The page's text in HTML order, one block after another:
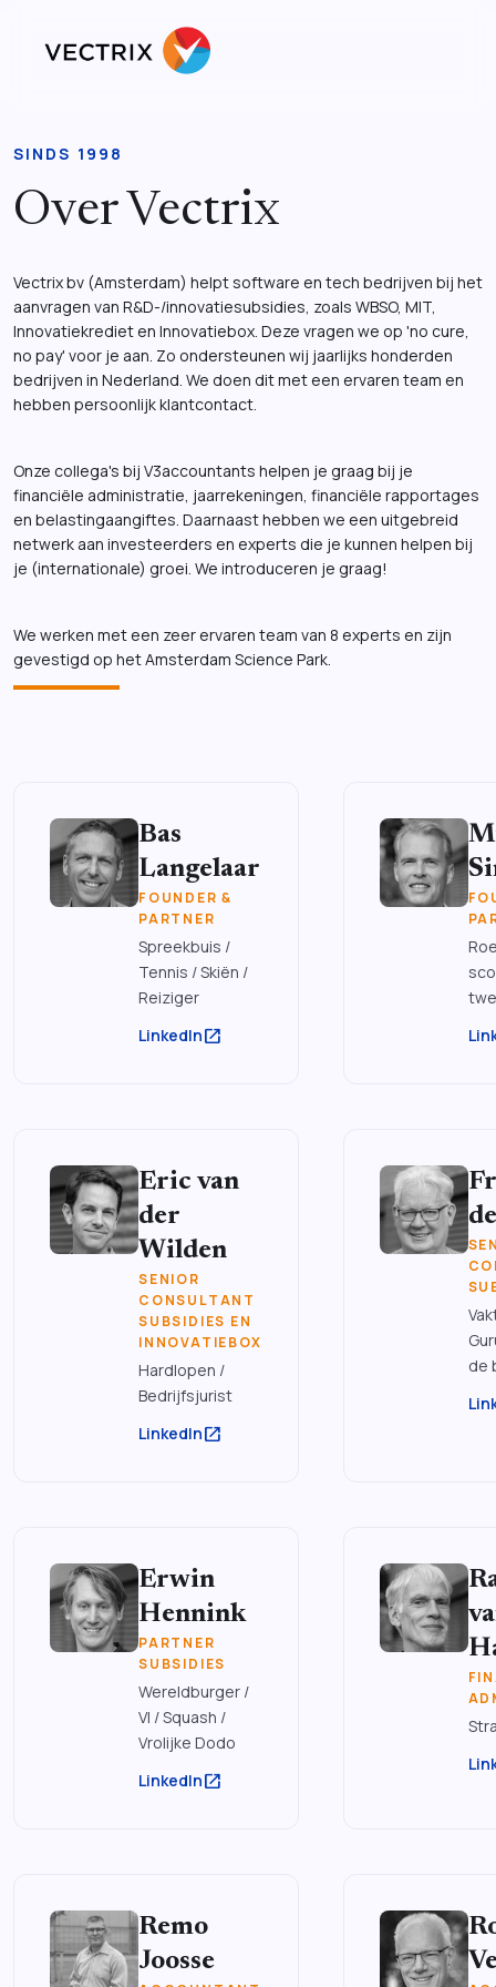
SINDS 1998
Over Vectrix
Vectrix bv (Amsterdam) helpt software en tech bedrijven bij het
aanvragen van R&D-/innovatiesubsidies, zoals WBSO, MIT,
Innovatiekrediet en Innovatiebox. Deze vragen we op 'no cure,
no pay' voor je aan. Zo ondersteunen wij jaarlijks honderden
bedrijven in Nederland. We doen dit met een ervaren team en
hebben persoonlijk klantcontact.
Onze collega's bij V3accountants helpen je graag bij je
financiële administratie, jaarrekeningen, financiële rapportages
en belastingaangiftes. Daarnaast hebben we een uitgebreid
netwerk aan investeerders en experts die je kunnen helpen bij
je (internationale) groei. We introduceren je graag!
We werken met een zeer ervaren team van 8 experts en zijn
gevestigd op het Amsterdam Science Park.
Bas
Langelaar
FOUNDER &
PARTNER
Spreekbuis /
Tennis / Skiën /
Reiziger
LinkedInopen_in_new
Eric van
der
Wilden
SENIOR
CONSULTANT
SUBSIDIES EN
INNOVATIEBOX
Hardlopen /
Bedrijfsjurist
LinkedInopen_in_new
de
Erwin
Hennink
PARTNER
SUBSIDIES
Wereldburger /
VI / Squash /
Vrolijke Dodo
LinkedInopen_in_new
Remo
Joosse